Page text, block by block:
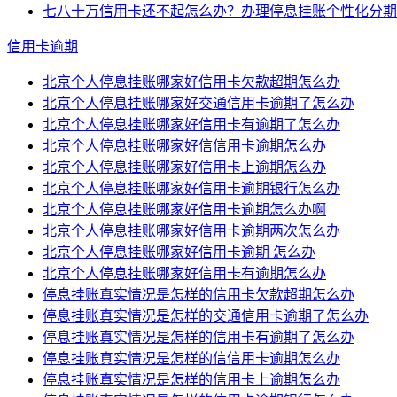
七八十万信用卡还不起怎么办？办理停息挂账个性化分
信用卡逾期
北京个人停息挂账哪家好信用卡欠款超期怎么办
北京个人停息挂账哪家好交通信用卡逾期了怎么办
北京个人停息挂账哪家好信用卡有逾期了怎么办
北京个人停息挂账哪家好信信用卡逾期怎么办
北京个人停息挂账哪家好信用卡上逾期怎么办
北京个人停息挂账哪家好信用卡逾期银行怎么办
北京个人停息挂账哪家好信用卡逾期怎么办啊
北京个人停息挂账哪家好信用卡逾期两次怎么办
北京个人停息挂账哪家好信用卡逾期 怎么办
北京个人停息挂账哪家好信用卡有逾期怎么办
停息挂账真实情况是怎样的信用卡欠款超期怎么办
停息挂账真实情况是怎样的交通信用卡逾期了怎么办
停息挂账真实情况是怎样的信用卡有逾期了怎么办
停息挂账真实情况是怎样的信信用卡逾期怎么办
停息挂账真实情况是怎样的信用卡上逾期怎么办